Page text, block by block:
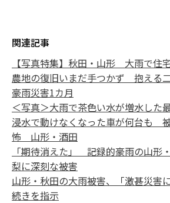
関連記事
【写真特集】秋田・山形 大雨で住
農地の復旧いまだ手つかず 抱える
豪雨災害1カ月
＜写真＞大雨で茶色い水が増水した
浸水で動けなくなった車が何台も
怖 山形・酒田
「期待消えた」 記録的豪雨の山形
梨に深刻な被害
山形・秋田の大雨被害、「激甚災
続きを指示